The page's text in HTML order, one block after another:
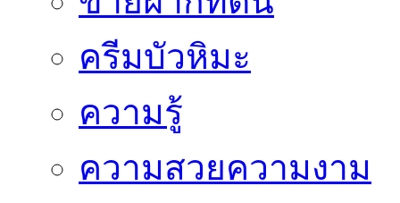
ครีมบัวหิมะ
ความรู้
ความสวยความงาม